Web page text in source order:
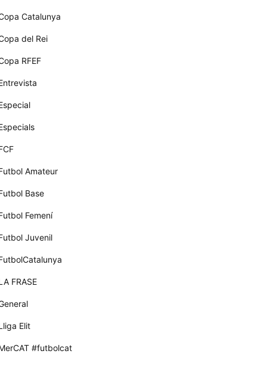
Catalunya
del Rei
RFEF
Amateur
Base
Femení
Juvenil
FRASE
Elit
#futbolcat